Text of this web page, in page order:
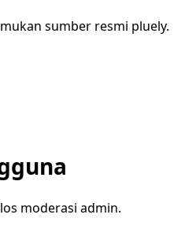
sumber resmi pluely.
moderasi admin.